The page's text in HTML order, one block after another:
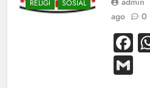
RELIGI SOSIAL
ago
0